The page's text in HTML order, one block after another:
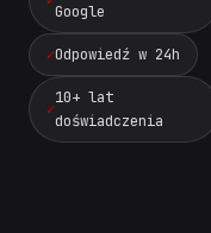
Google
Odpowiedź w 24h
10+ lat
doświadczenia